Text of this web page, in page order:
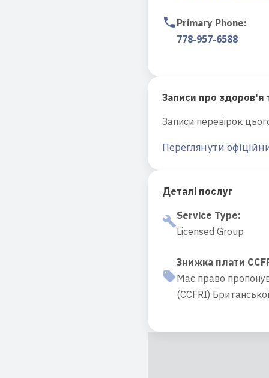
Primary Phone:
778-957-6588
Записи про здоров'я
Записи перевірок
Переглянути
Деталі послуг
Service Type:
Licensed Group
Знижка плати
Має право
(CCFRI)